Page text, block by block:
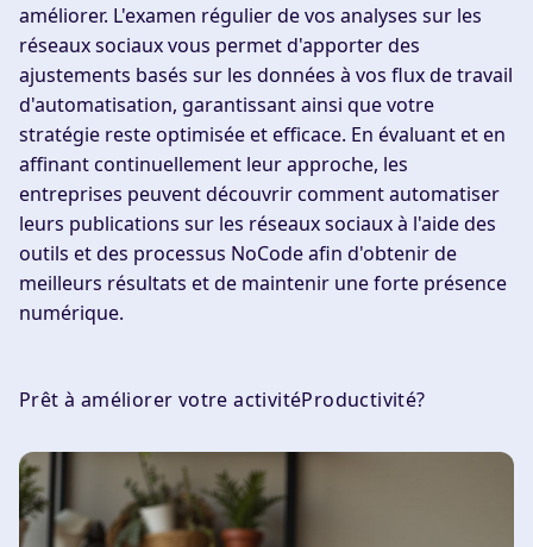
améliorer. L'examen régulier de vos analyses sur les
réseaux sociaux vous permet d'apporter des
ajustements basés sur les données à vos flux de travail
d'automatisation, garantissant ainsi que votre
stratégie reste optimisée et efficace. En évaluant et en
affinant continuellement leur approche, les
entreprises peuvent découvrir comment automatiser
leurs publications sur les réseaux sociaux à l'aide des
outils et des processus NoCode afin d'obtenir de
meilleurs résultats et de maintenir une forte présence
numérique.
Prêt à améliorer votre activitéProductivité?